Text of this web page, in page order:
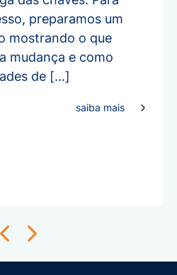
preparamos um
mostrando o que
mudança e como
de […]
saiba mais